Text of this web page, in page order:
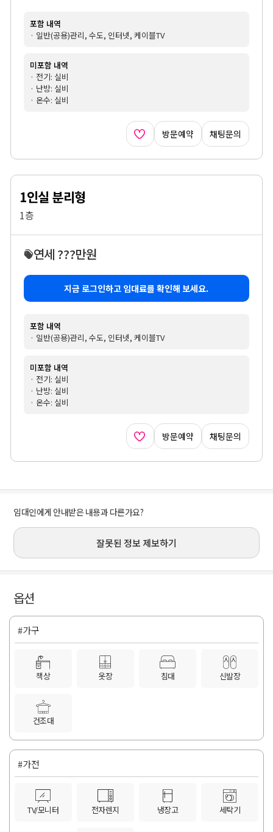
포함 내역
· 일반(공용)관리, 수도, 인터넷, 케이블TV
미포함 내역
· 전기: 실비
· 난방: 실비
· 온수: 실비
방문예약 채팅문의
1인실 분리형
1층
연세 ???만원
지금 로그인하고 임대료를 확인해 보세요.
포함 내역
· 일반(공용)관리, 수도, 인터넷, 케이블TV
미포함 내역
· 전기: 실비
· 난방: 실비
· 온수: 실비
방문예약 채팅문의
임대인에게 안내받은 내용과 다른가요?
잘못된 정보 제보하기
옵션
#가구
책상 옷장 침대 신발장
건조대
#가전
TV/모니터 전자렌지 냉장고 세탁기